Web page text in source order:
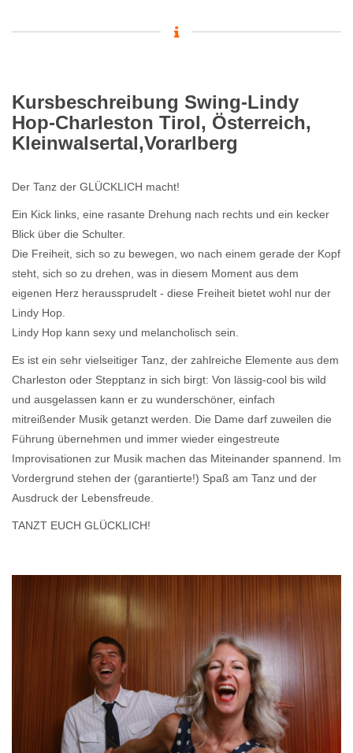
Kursbeschreibung Swing-Lindy
Hop-Charleston Tirol, Österreich,
Kleinwalsertal,Vorarlberg
Der Tanz der GLÜCKLICH macht!
Ein Kick links, eine rasante Drehung nach rechts und ein kecker
Blick über die Schulter.
Die Freiheit, sich so zu bewegen, wo nach einem gerade der Kopf
steht, sich so zu drehen, was in diesem Moment aus dem
eigenen Herz heraussprudelt - diese Freiheit bietet wohl nur der
Lindy Hop.
Lindy Hop kann sexy und melancholisch sein.
Es ist ein sehr vielseitiger Tanz, der zahlreiche Elemente aus dem
Charleston oder Stepptanz in sich birgt: Von lässig-cool bis wild
und ausgelassen kann er zu wunderschöner, einfach
mitreißender Musik getanzt werden. Die Dame darf zuweilen die
Führung übernehmen und immer wieder eingestreute
Improvisationen zur Musik machen das Miteinander spannend. Im
Vordergrund stehen der (garantierte!) Spaß am Tanz und der
Ausdruck der Lebensfreude.
TANZT EUCH GLÜCKLICH!